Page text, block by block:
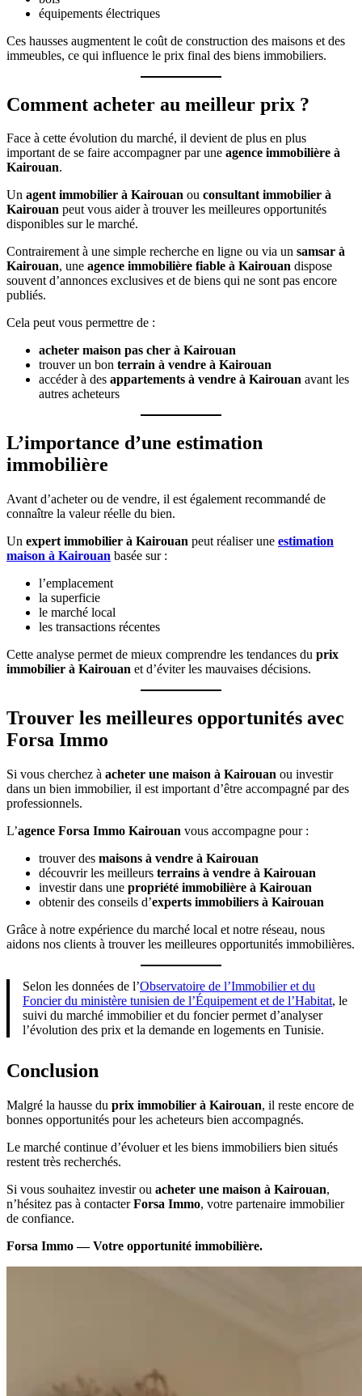
équipements électriques
Ces hausses augmentent le coût de construction des maisons et des
immeubles, ce qui influence le prix final des biens immobiliers.
Comment acheter au meilleur prix ?
Face à cette évolution du marché, il devient de plus en plus
important de se faire accompagner par une agence immobilière à
Kairouan.
Un agent immobilier à Kairouan ou consultant immobilier à
Kairouan peut vous aider à trouver les meilleures opportunités
disponibles sur le marché.
Contrairement à une simple recherche en ligne ou via un samsar à
Kairouan, une agence immobilière fiable à Kairouan dispose
souvent d’annonces exclusives et de biens qui ne sont pas encore
publiés.
Cela peut vous permettre de :
acheter maison pas cher à Kairouan
trouver un bon terrain à vendre à Kairouan
accéder à des appartements à vendre à Kairouan avant les
autres acheteurs
L’importance d’une estimation
immobilière
Avant d’acheter ou de vendre, il est également recommandé de
connaître la valeur réelle du bien.
Un expert immobilier à Kairouan peut réaliser une estimation
maison à Kairouan basée sur :
l’emplacement
la superficie
le marché local
les transactions récentes
Cette analyse permet de mieux comprendre les tendances du prix
immobilier à Kairouan et d’éviter les mauvaises décisions.
Trouver les meilleures opportunités avec
Forsa Immo
Si vous cherchez à acheter une maison à Kairouan ou investir
dans un bien immobilier, il est important d’être accompagné par des
professionnels.
L’agence Forsa Immo Kairouan vous accompagne pour :
trouver des maisons à vendre à Kairouan
découvrir les meilleurs terrains à vendre à Kairouan
investir dans une propriété immobilière à Kairouan
obtenir des conseils d’experts immobiliers à Kairouan
Grâce à notre expérience du marché local et notre réseau, nous
aidons nos clients à trouver les meilleures opportunités immobilières.
Selon les données de l’Observatoire de l’Immobilier et du
Foncier du ministère tunisien de l’Équipement et de l’Habitat, le
suivi du marché immobilier et du foncier permet d’analyser
l’évolution des prix et la demande en logements en Tunisie.
Conclusion
Malgré la hausse du prix immobilier à Kairouan, il reste encore de
bonnes opportunités pour les acheteurs bien accompagnés.
Le marché continue d’évoluer et les biens immobiliers bien situés
restent très recherchés.
Si vous souhaitez investir ou acheter une maison à Kairouan,
n’hésitez pas à contacterForsa Immo, votre partenaire immobilier
de confiance.
Forsa Immo — Votre opportunité immobilière.